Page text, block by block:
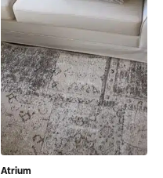
Voit
tehdä
valinnat
tuotteen
sivulla.
Atrium